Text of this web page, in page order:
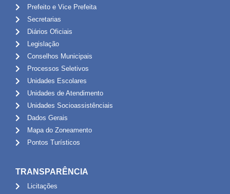
Prefeito e Vice Prefeita
Secretarias
Diários Oficiais
Legislação
Conselhos Municipais
Processos Seletivos
Unidades Escolares
Unidades de Atendimento
Unidades Socioassistênciais
Dados Gerais
Mapa do Zoneamento
Pontos Turísticos
TRANSPARÊNCIA
Licitações